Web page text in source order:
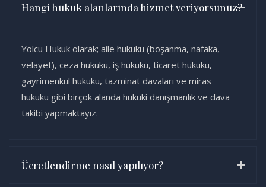
Hangi hukuk alanlarında hizmet veriyorsunuz?
Yolcu Hukuk olarak; aile hukuku (boşanma, nafaka,
velayet), ceza hukuku, iş hukuku, ticaret hukuku,
gayrimenkul hukuku, tazminat davaları ve miras
hukuku gibi birçok alanda hukuki danışmanlık ve dava
takibi yapmaktayız.
Ücretlendirme nasıl yapılıyor?